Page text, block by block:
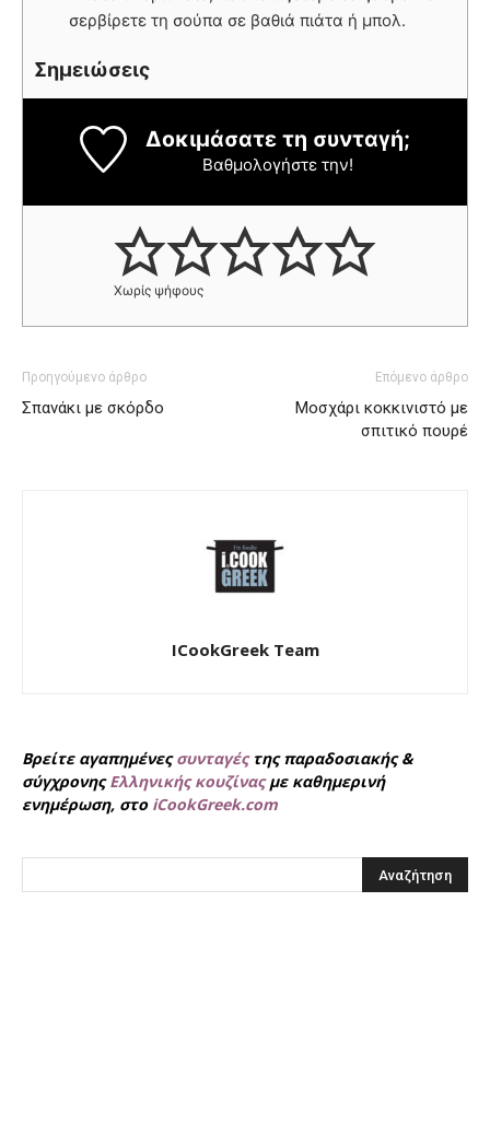
σερβίρετε τη σούπα σε βαθιά πιάτα ή μπολ.
Σημειώσεις
Δοκιμάσατε τη συνταγή;
Βαθμολογήστε την!
Χωρίς ψήφους
Προηγούμενο άρθρο
Σπανάκι με σκόρδο
Επόμενο άρθρο
Μοσχάρι κοκκινιστό με
σπιτικό πουρέ
ICookGreek Team
Βρείτε αγαπημένεςσυνταγέςτης παραδοσιακής &
σύγχρονηςΕλληνικής κουζίναςμε καθημερινή
ενημέρωση, στο iCookGreek.com